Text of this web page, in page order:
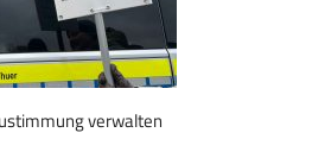
verwalten